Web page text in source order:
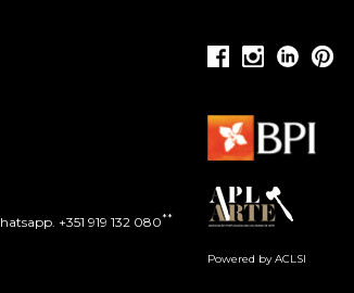
+351 919 132 080**
Powered by ACLSI